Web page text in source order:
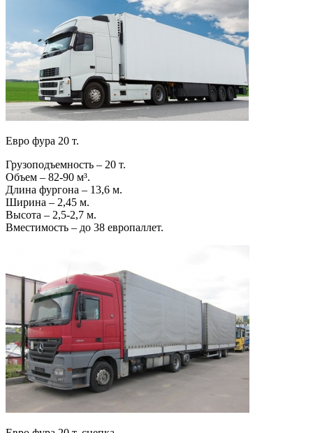
Евро фура 20 т.
Грузоподъемность – 20 т.
Объем – 82-90 м³.
Длина фургона – 13,6 м.
Ширина – 2,45 м.
Высота – 2,5-2,7 м.
Вместимость – до 38 европаллет.